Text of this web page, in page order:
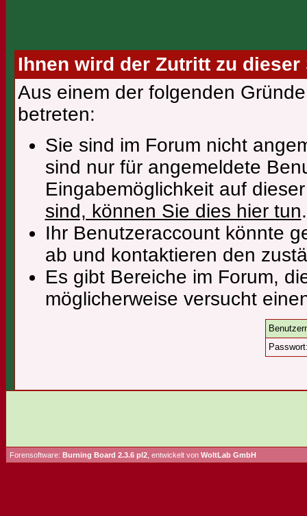
Ihnen wird der Zutritt zu dieser
Aus einem der folgenden
betreten:
Sie sind im Forum nicht
sind nur für angemeldete
Eingabemöglichkeit auf
sind, können Sie dies hier tun.
Ihr Benutzeraccount könnte
ab und kontaktieren den
Es gibt Bereiche im Forum,
möglicherweise versucht
Forensoftware: Burning Board 2.3.6 pl2 , entwickelt von WoltLab GmbH